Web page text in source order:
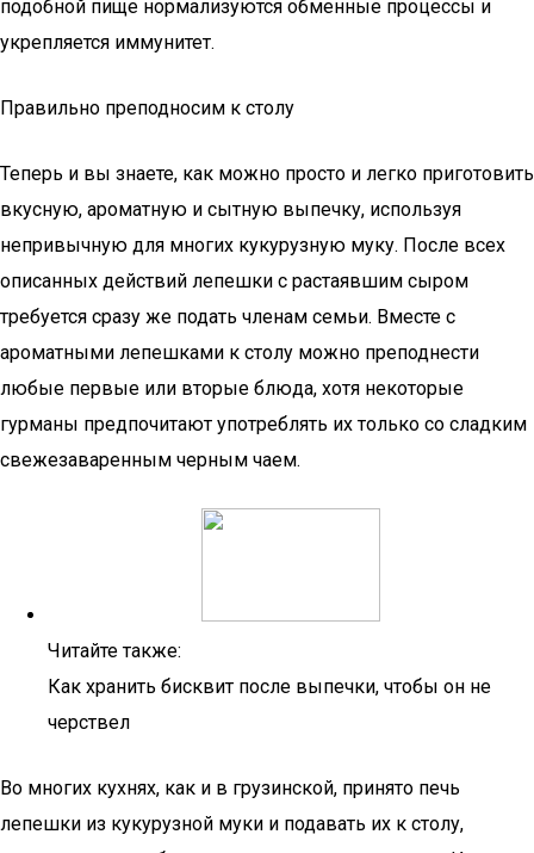
подобной пище нормализуются обменные процессы и
укрепляется иммунитет.
Правильно преподносим к столу
Теперь и вы знаете, как можно просто и легко приготовить
вкусную, ароматную и сытную выпечку, используя
непривычную для многих кукурузную муку. После всех
описанных действий лепешки с растаявшим сыром
требуется сразу же подать членам семьи. Вместе с
ароматными лепешками к столу можно преподнести
любые первые или вторые блюда, хотя некоторые
гурманы предпочитают употреблять их только со сладким
свежезаваренным черным чаем.
Читайте также:
Как хранить бисквит после выпечки, чтобы он не
черствел
Во многих кухнях, как и в грузинской, принято печь
лепешки из кукурузной муки и подавать их к столу,